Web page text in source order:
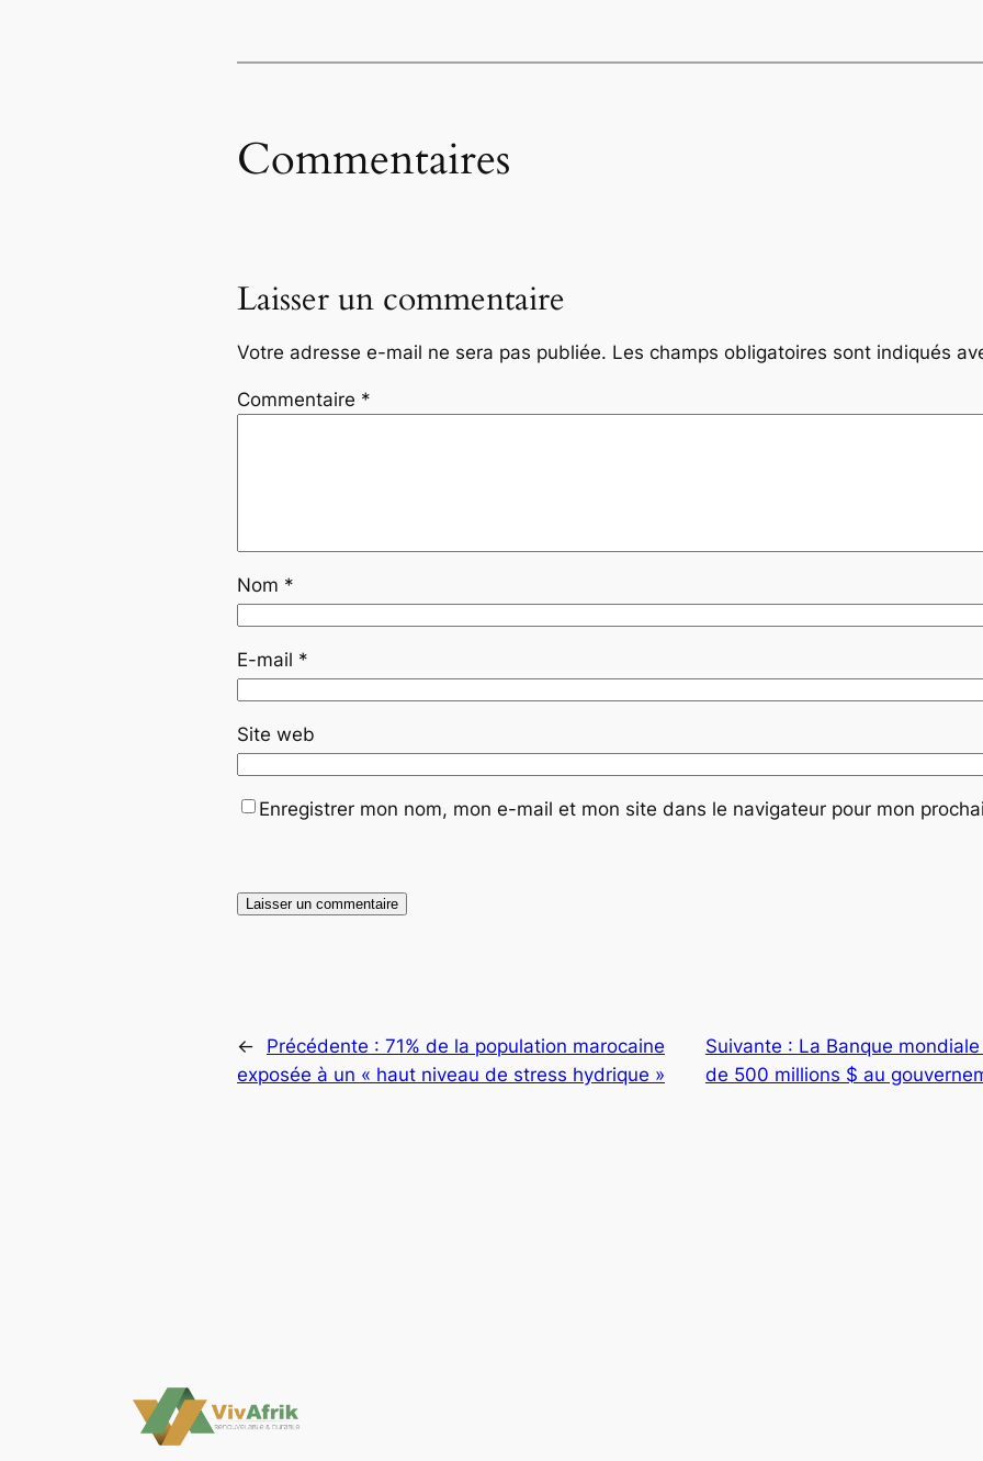
Commentaires
Laisser un commentaire
Votre adresse e-mail ne sera pas publiée. Les champs obligatoires sont indiqués
Commentaire *
Nom *
E-mail *
Site web
Enregistrer mon nom, mon e-mail et mon site dans le navigateur pour mon
← Précédente : 71% de la population marocaine
exposée à un « haut niveau de stress hydrique »
Suivante : La Banque
de 500 millions $ au